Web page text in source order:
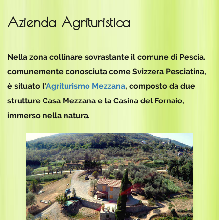
Azienda Agrituristica
Nella zona collinare sovrastante il comune di Pescia,
comunemente conosciuta come Svizzera Pesciatina,
è situato l'Agriturismo Mezzana, composto da due
strutture Casa Mezzana e la Casina del Fornaio,
immerso nella natura.
Azienda Agrituristica